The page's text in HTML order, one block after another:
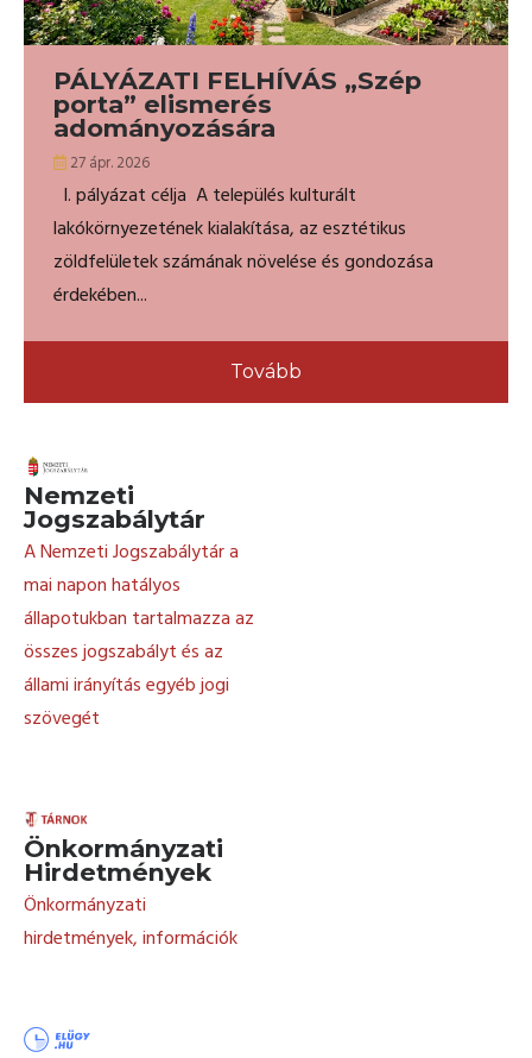
PÁLYÁZATI FELHÍVÁS „Szép
porta” elismerés
adományozására
27 ápr. 2026
I. pályázat célja A település kulturált
lakókörnyezetének kialakítása, az esztétikus
zöldfelületek számának növelése és gondozása
érdekében...
Tovább
Nemzeti
Jogszabálytár
A Nemzeti Jogszabálytár a
mai napon hatályos
állapotukban tartalmazza az
összes jogszabályt és az
állami irányítás egyéb jogi
szövegét
Önkormányzati
Hirdetmények
Önkormányzati
hirdetmények, információk